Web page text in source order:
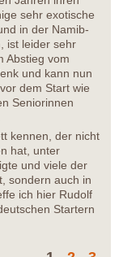
sehr exotische
in der Namib-
ist leider sehr
Abstieg vom
und kann nun
dem Start wie
Seniorinnen
kennen, der nicht
hat, unter
und viele der
sondern auch in
ich hier Rudolf
Startern